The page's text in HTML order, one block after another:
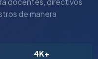
de manera
4K+